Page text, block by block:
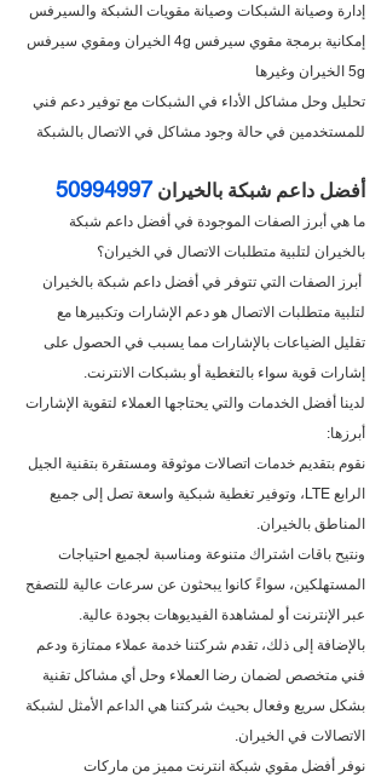
إدارة وصيانة الشبكات وصيانة مقويات الشبكة والسيرفس
إمكانية برمجة مقوي سيرفس 4g الخيران ومقوي سيرفس
5g الخيران وغيرها
تحليل وحل مشاكل الأداء في الشبكات مع توفير دعم فني
للمستخدمين في حالة وجود مشاكل في الاتصال بالشبكة
أفضل داعم شبكة بالخيران 50994997
ما هي أبرز الصفات الموجودة في أفضل داعم شبكة
بالخيران لتلبية متطلبات الاتصال في الخيران؟
أبرز الصفات التي تتوفر في أفضل داعم شبكة بالخيران
لتلبية متطلبات الاتصال هو دعم الإشارات وتكبيرها مع
تقليل الضياعات بالإشارات مما يسبب في الحصول على
إشارات قوية سواء بالتغطية أو بشبكات الانترنت.
لدينا أفضل الخدمات والتي يحتاجها العملاء لتقوية الإشارات
أبرزها:
نقوم بتقديم خدمات اتصالات موثوقة ومستقرة بتقنية الجيل
الرابع LTE، وتوفير تغطية شبكية واسعة تصل إلى جميع
المناطق بالخيران.
ونتيح باقات اشتراك متنوعة ومناسبة لجميع احتياجات
المستهلكين، سواءً كانوا يبحثون عن سرعات عالية للتصفح
عبر الإنترنت أو لمشاهدة الفيديوهات بجودة عالية.
بالإضافة إلى ذلك، تقدم شركتنا خدمة عملاء ممتازة ودعم
فني متخصص لضمان رضا العملاء وحل أي مشاكل تقنية
بشكل سريع وفعال بحيث شركتنا هي الداعم الأمثل لشبكة
الاتصالات في الخيران.
نوفر أفضل مقوي شبكة انترنت مميز من ماركات